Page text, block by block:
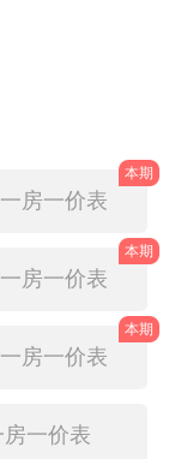
房一价表
本期
房一价表
本期
房一价表
本期
一价表